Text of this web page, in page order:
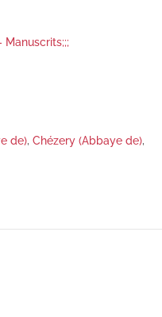
Manuscrits;;;
de), Chézery (Abbaye de),